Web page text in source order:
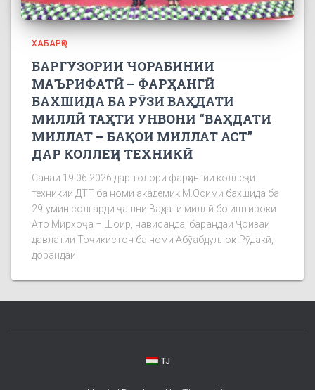
ХАБАРҲО
БАРГУЗОРИИ ЧОРАБИНИИ
МАЪРИФАТӢ – ФАРҲАНГӢ
БАХШИДА БА РӮЗИ ВАҲДАТИ
МИЛЛӢ ТАҲТИ УНВОНИ “ВАҲДАТИ
МИЛЛАТ – БАҚОИ МИЛЛАТ АСТ”
ДАР КОЛЛЕҶИ ТЕХНИКӢ
Санаи 19.06.2026 дар толори фарҳангии коллеҷи
техникии ДТТ ба номи академик М.Осимӣ бахшида ба
29-умин солгарди ҷашни Ваҳдати миллӣ бо иштироки
Ато Мирхоҷа – Шоир, нависанда, барандаи Ҷоизаи
давлатии Тоҷикистон ба номи Абӯабдуллоҳи Рӯдакӣ,
дорандаи
TJ